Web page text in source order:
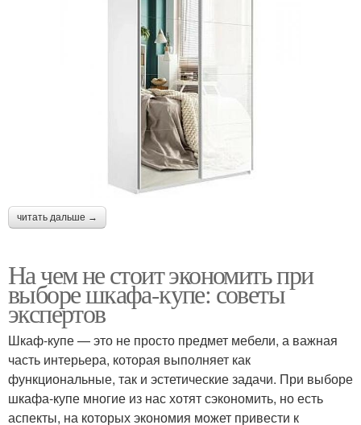
читать дальше →
На чем не стоит экономить при
выборе шкафа-купе: советы
экспертов
Шкаф-купе — это не просто предмет мебели, а важная
часть интерьера, которая выполняет как
функциональные, так и эстетические задачи. При выборе
шкафа-купе многие из нас хотят сэкономить, но есть
аспекты, на которых экономия может привести к